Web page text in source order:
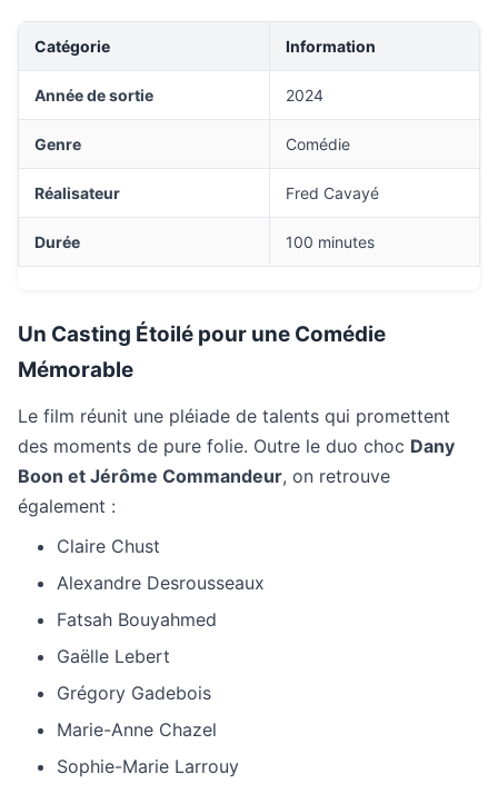
Catégorie Information
Année de sortie 2024
Genre Comédie
Réalisateur Fred Cavayé
Durée 100 minutes
Un Casting Étoilé pour une Comédie
Mémorable
Le film réunit une pléiade de talents qui promettent
des moments de pure folie. Outre le duo choc Dany
Boon et Jérôme Commandeur, on retrouve
également :
Claire Chust
Alexandre Desrousseaux
Fatsah Bouyahmed
Gaëlle Lebert
Grégory Gadebois
Marie-Anne Chazel
Sophie-Marie Larrouy